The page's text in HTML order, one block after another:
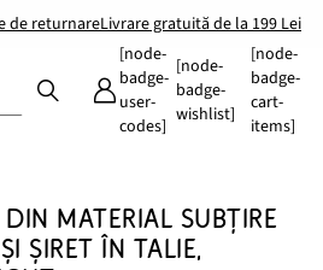
de returnareLivrare gratuită de la 199 Lei
[node-
badge-
user-
codes]
[node-
badge-
wishlist]
[node-
badge-
cart-
items]
MATERIAL SUBȚIRE
ȘIRET ÎN TALIE,